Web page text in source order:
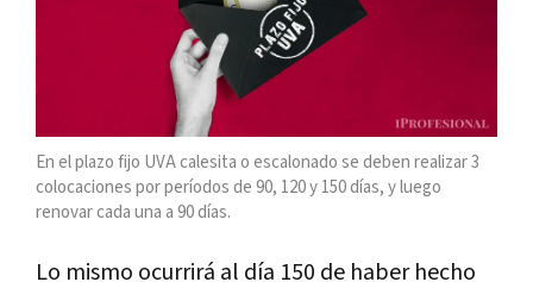
En el plazo fijo UVA calesita o escalonado se deben realizar 3
colocaciones por períodos de 90, 120 y 150 días, y luego
renovar cada una a 90 días.
Lo mismo ocurrirá al día 150 de haber hecho